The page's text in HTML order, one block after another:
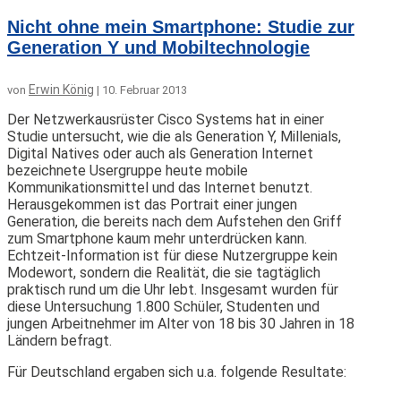
Nicht ohne mein Smartphone: Studie zur
Generation Y und Mobiltechnologie
von Erwin König | 10. Februar 2013
Der Netzwerkausrüster Cisco Systems hat in einer
Studie untersucht, wie die als Generation Y, Millenials,
Digital Natives oder auch als Generation Internet
bezeichnete Usergruppe heute mobile
Kommunikationsmittel und das Internet benutzt.
Herausgekommen ist das Portrait einer jungen
Generation, die bereits nach dem Aufstehen den Griff
zum Smartphone kaum mehr unterdrücken kann.
Echtzeit-Information ist für diese Nutzergruppe kein
Modewort, sondern die Realität, die sie tagtäglich
praktisch rund um die Uhr lebt. Insgesamt wurden für
diese Untersuchung 1.800 Schüler, Studenten und
jungen Arbeitnehmer im Alter von 18 bis 30 Jahren in 18
Ländern befragt.
Für Deutschland ergaben sich u.a. folgende Resultate: